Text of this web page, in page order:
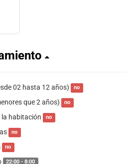
02 hasta 12 años) no
que 2 años) no
la habitación no
no
no
22:00 - 8:00